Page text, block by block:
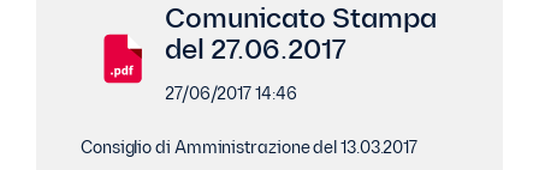
Comunicato Stampa
del 27.06.2017
27/06/2017 14:46
Consiglio di Amministrazione del 13.03.2017